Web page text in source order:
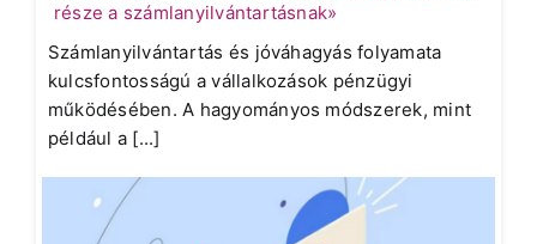
része a számlanyilvántartásnak»
Számlanyilvántartás és jóváhagyás folyamata
kulcsfontosságú a vállalkozások pénzügyi
működésében. A hagyományos módszerek, mint
például a [...]